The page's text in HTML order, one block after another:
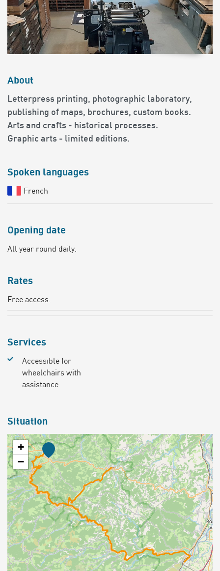
About
Letterpress printing, photographic laboratory,
publishing of maps, brochures, custom books.
Arts and crafts - historical processes.
Graphic arts - limited editions.
Spoken languages
French
Opening date
All year round daily.
Rates
Free access.
Services
Accessible for
wheelchairs with
assistance
Situation
+
−